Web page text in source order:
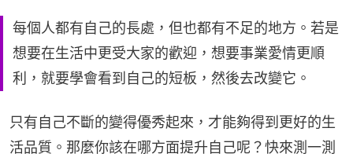
每個人都有自己的長處，但也都有不足的地方。若是
想要在生活中更受大家的歡迎，想要事業愛情更順
利，就要學會看到自己的短板，然後去改變它。
只有自己不斷的變得優秀起來，才能夠得到更好的生
活品質。那麼你該在哪方面提升自己呢？快來測一測